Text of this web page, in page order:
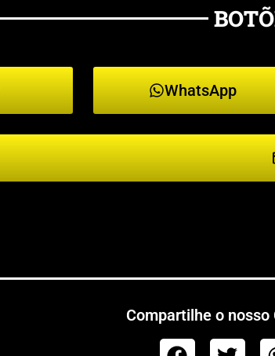
WhatsApp
Compartilhe o nosso